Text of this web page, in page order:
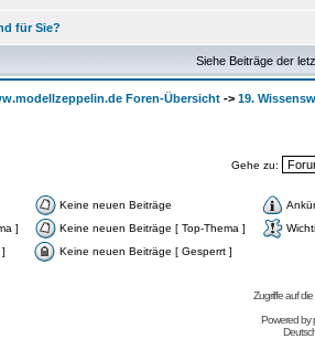
für Sie?
Siehe Beiträge der
Foren-Übersicht -> 19.
Gehe zu:
Keine neuen Beiträge
]
Keine neuen Beiträge [ Top-Thema ]
Keine neuen Beiträge [ Gesperrt ]
Zugriffe auf
Powered by